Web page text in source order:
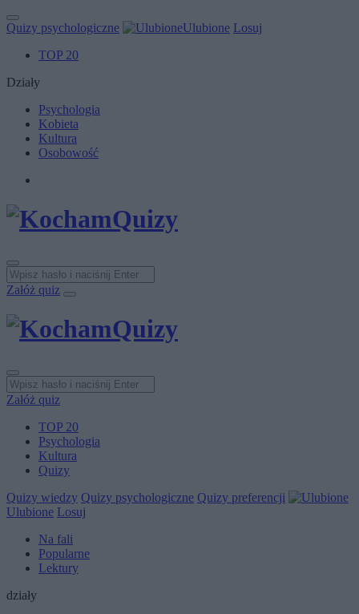
Quizy psychologiczne Ulubione Losuj
TOP 20
Działy
Psychologia
Kobieta
Kultura
Osobowość
Załóż quiz
Załóż quiz
TOP 20
Psychologia
Kultura
Quizy
Quizy wiedzy Quizy psychologiczne Quizy preferencji
Ulubione Losuj
Na fali
Popularne
Lektury
działy